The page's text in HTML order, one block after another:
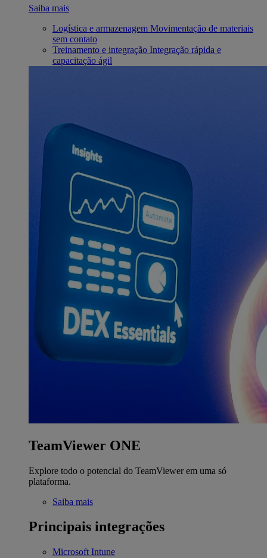
Saiba mais
Logística e armazenagem Movimentação de materiais
sem contato
Treinamento e integração Integração rápida e
capacitação ágil
TeamViewer ONE
Explore todo o potencial do TeamViewer em uma só
plataforma.
Saiba mais
Principais integrações
Microsoft Intune